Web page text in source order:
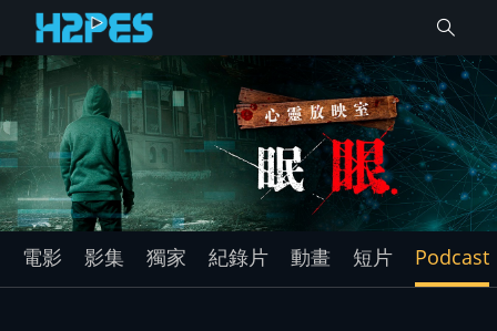
電影 影集 獨家 紀錄片 動畫 短片 Podcast